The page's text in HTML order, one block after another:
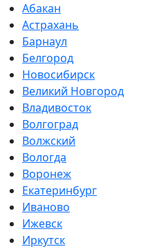
Абакан
Астрахань
Барнаул
Белгород
Новосибирск
Великий Новгород
Владивосток
Волгоград
Волжский
Вологда
Воронеж
Екатеринбург
Иваново
Ижевск
Иркутск